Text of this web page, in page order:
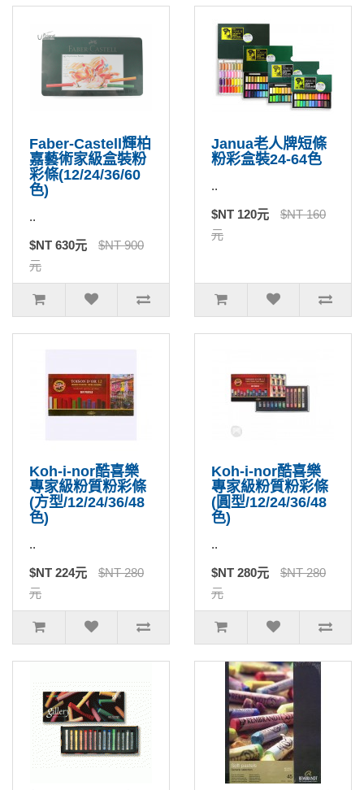
Faber-Castell輝柏
嘉藝術家級盒裝粉
彩條(12/24/36/60
色)
..
$NT 630元
$NT 900
元
Janua老人牌短條
粉彩盒裝24-64色
..
$NT 120元
$NT 160
元
Koh-i-nor酷喜樂
專家級粉質粉彩條
(方型/12/24/36/48
色)
..
$NT 224元
$NT 280
元
Koh-i-nor酷喜樂
專家級粉質粉彩條
(圓型/12/24/36/48
色)
..
$NT 280元
$NT 280
元